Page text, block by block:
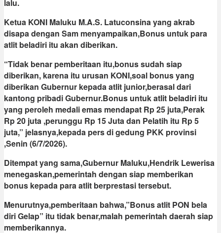
lalu.
Ketua KONI Maluku M.A.S. Latuconsina yang akrab
disapa dengan Sam menyampaikan,Bonus untuk para
atlit beladiri itu akan diberikan.
“Tidak benar pemberitaan itu,bonus sudah siap
diberikan, karena itu urusan KONI,soal bonus yang
diberikan Gubernur kepada atlit junior,berasal dari
kantong pribadi Gubernur.Bonus untuk atlit beladiri itu
yang peroleh medali emas mendapat Rp 25 juta,Perak
Rp 20 juta ,perunggu Rp 15 Juta dan Pelatih itu Rp 5
juta,” jelasnya,kepada pers di gedung PKK provinsi
,Senin (6/7/2026).
Ditempat yang sama,Gubernur Maluku,Hendrik Lewerisa
menegaskan,pemerintah dengan siap memberikan
bonus kepada para atlit berprestasi tersebut.
Menurutnya,pemberitaan bahwa,”Bonus atlit PON bela
diri Gelap” itu tidak benar,malah pemerintah daerah siap
memberikannya.